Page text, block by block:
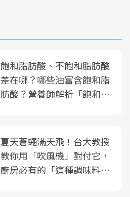
飽和脂肪酸、不飽和脂肪酸
差在哪？哪些油富含飽和脂
肪酸？營養師解析「飽和脂
夏天蒼蠅滿天飛！台大教授
教你用「吹風機」對付它，
廚房必有的「這種調味料」